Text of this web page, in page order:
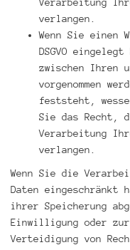
verlangen.
Wenn Sie einen
DSGVO
zwischen Ihren
vorgenommen
feststeht,
Sie das Recht,
Verarbeitung
verlangen.
Wenn Sie die
Daten eingeschränkt
ihrer Speicherung
Einwilligung oder zur
Verteidigung von